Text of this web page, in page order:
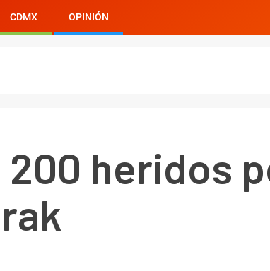
CDMX OPINIÓN
200 heridos